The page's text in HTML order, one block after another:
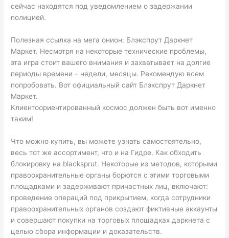
сейчас находятся под уведомлением о задержании
полицией.
Полезная ссылка на мега онион: Блэкспрут Даркнет
Маркет. Несмотря на некоторые технические проблемы,
эта игра стоит вашего внимания и захватывает на долгие
периоды времени – недели, месяцы. Рекомендую всем
попробовать. Вот официальный сайт Блэкспрут Даркнет
Маркет.
Клиентоориентированный космос должен быть вот именно
таким!
Что можно купить, вы можете узнать самостоятельно,
весь тот же ассортимент, что и на Гидре. Как обходить
блокировку на blacksprut. Некоторые из методов, которыми
правоохранительные органы борются с этими торговыми
площадками и задерживают причастных лиц, включают:
проведение операций под прикрытием, когда сотрудники
правоохранительных органов создают фиктивные аккаунты
и совершают покупки на торговых площадках даркнета с
целью сбора информации и доказательств.